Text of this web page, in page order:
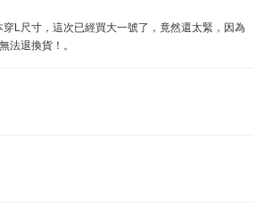
L尺寸，這次已經買大一號了，竟然還太緊，因為
法退換貨！。